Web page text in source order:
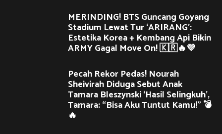
MERINDING! BTS Guncang Goyang
Stadium Lewat Tur ‘ARIRANG’:
Estetika Korea + Kembang Api Bikin
ARMY Gagal Move On! 🇰🇷🔥💜
Pecah Rekor Pedas! Nourah
Sheivirah Diduga Sebut Anak
Tamara Bleszynski ‘Hasil Selingkuh’,
Tamara: “Bisa Aku Tuntut Kamu!” 💣
🔥